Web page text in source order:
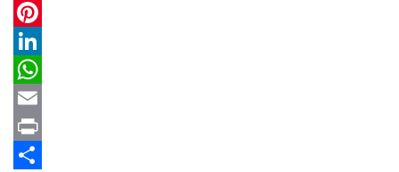
Twitter
Pinterest
LinkedIn
WhatsApp
Email
Print